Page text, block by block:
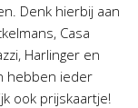
Denk hierbij aan
Casa
Harlinger en
hebben ieder
ook prijskaartje!